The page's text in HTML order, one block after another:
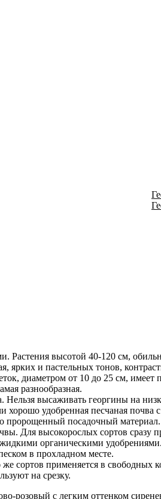
Растения высотой 40-120 см,
ярких и пастельных тонов,
диаметром от 10 до 25 см, имеет
разнообразная.
высаживать георгины на
удобренная песчаная почва
пророщенный посадочный
Для высокорослых сортов сразу
органическими
в прохладном месте.
сортов применяется в свободных
на срезку.
розовый с легким оттенком